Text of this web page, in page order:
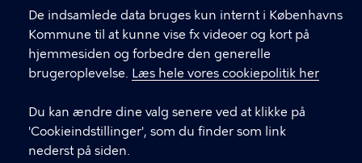
De indsamlede data bruges kun internt i Københavns
Kommune til at kunne vise fx videoer og kort på
hjemmesiden og forbedre den generelle
brugeroplevelse. Læs hele vores cookiepolitik her
Du kan ændre dine valg senere ved at klikke på
'Cookieindstillinger', som du finder som link
nederst på siden.
Om os
Følg GMC på Facebook
Tilgængelighedserklæring